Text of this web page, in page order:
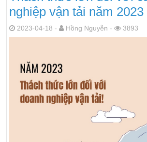
nghiệp vận tải năm 2023
2023-04-18 - Hồng Nguyễn - 3893